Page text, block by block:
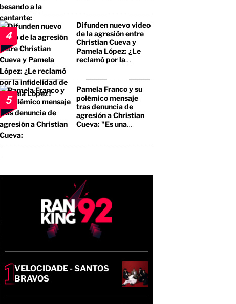
a un borracho, a un
pegalón"
4
Difunden nuevo video
de la agresión entre
Christian Cueva y
Pamela López: ¿Le
reclamó por la
5
Pamela Franco y su
polémico mensaje
tras denuncia de
agresión a Christian
Cueva: "Es una
VELOCIDADE - SANTOS
BRAVOS